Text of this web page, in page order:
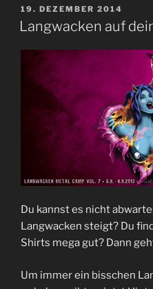
im
Zeitraffer“
VERÖFFENTLICHT
AM
19. DEZEMBER 2014
Langwacken auf
Du kannst es nicht
Langwacken steigt? Du
Shirts mega gut? Dann
Um immer ein bisschen